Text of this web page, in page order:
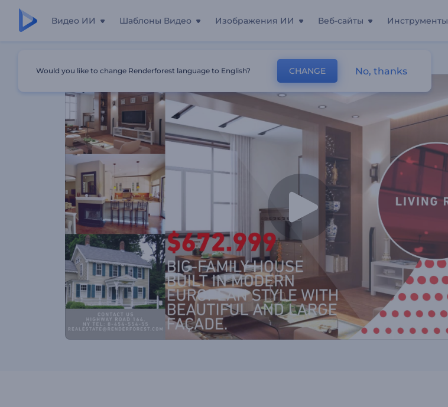
Видео ИИ Шаблоны Видео Изображения ИИ Веб-сайты Инструменты
Would you like to change Renderforest language to English? CHANGE No, thanks